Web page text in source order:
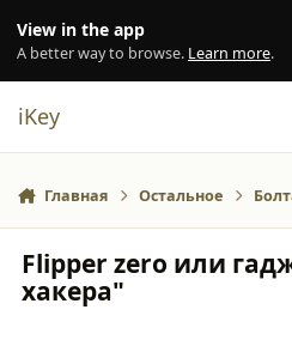
View in the app
A better way to browse. Learn more.
iKey
Главная Остальное
Flipper zero или
хакера"